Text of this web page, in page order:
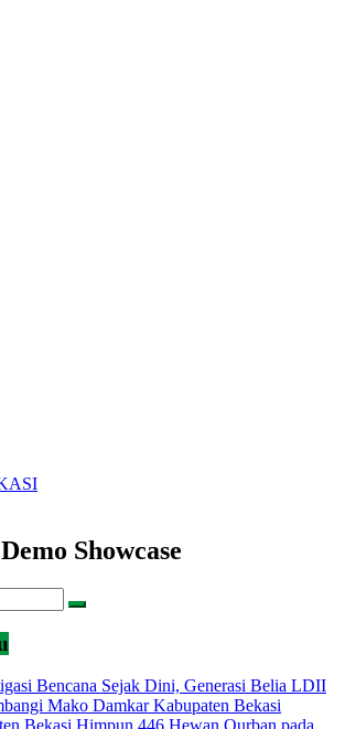
Showcase
Bencana Sejak Dini, Generasi Belia LDII
Mako Damkar Kabupaten Bekasi